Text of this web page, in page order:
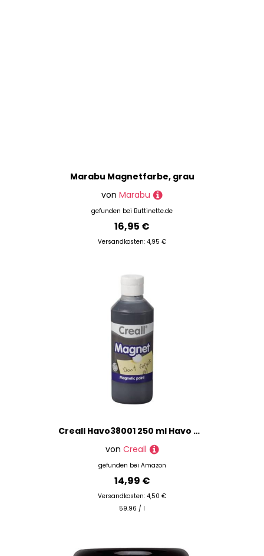
Marabu Magnetfarbe, grau
von Marabu
gefunden bei Buttinette.de
16,95 €
Versandkosten: 4,95 €
Creall Havo38001 250 ml Havo Magnetfarbe, Flasche
von Creall
gefunden bei Amazon
14,99 €
Versandkosten: 4,50 €
59.96 / l